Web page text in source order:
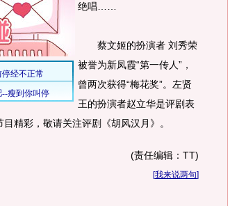
绝唱……
蔡文姬的扮演者 刘秀荣
被誉为新凤霞“第一传人”，
曾两次获得“梅花奖”。左贤
王的扮演者赵立华是评剧表
精彩，敬请关注评剧《胡风汉月》。
(责任编辑：TT)
[我来说两句]